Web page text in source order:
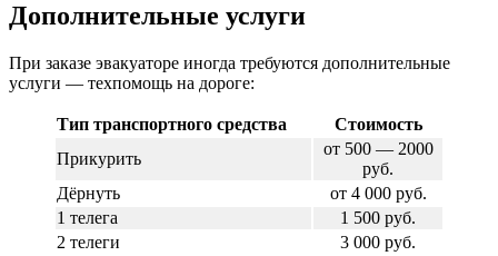
Дополнительные услуги
При заказе эвакуаторе иногда требуются дополнительные
услуги — техпомощь на дороге:
Тип транспортного средства
Стоимость
Прикурить
от 500 — 2000
руб.
Дёрнуть
от 4 000 руб.
1 телега
1 500 руб.
2 телеги
3 000 руб.